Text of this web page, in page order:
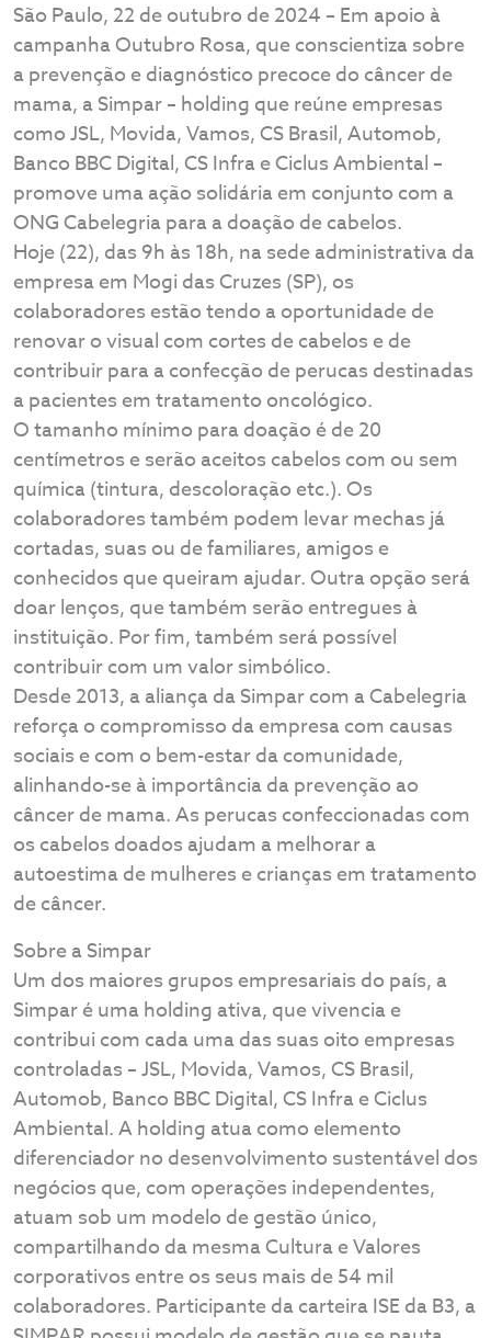
São Paulo, 22 de outubro de 2024 – Em apoio à
campanha Outubro Rosa, que conscientiza sobre
a prevenção e diagnóstico precoce do câncer de
mama, a Simpar – holding que reúne empresas
como JSL, Movida, Vamos, CS Brasil, Automob,
Banco BBC Digital, CS Infra e Ciclus Ambiental –
promove uma ação solidária em conjunto com a
ONG Cabelegria para a doação de cabelos.
Hoje (22), das 9h às 18h, na sede administrativa da
empresa em Mogi das Cruzes (SP), os
colaboradores estão tendo a oportunidade de
renovar o visual com cortes de cabelos e de
contribuir para a confecção de perucas destinadas
a pacientes em tratamento oncológico.
O tamanho mínimo para doação é de 20
centímetros e serão aceitos cabelos com ou sem
química (tintura, descoloração etc.). Os
colaboradores também podem levar mechas já
cortadas, suas ou de familiares, amigos e
conhecidos que queiram ajudar. Outra opção será
doar lenços, que também serão entregues à
instituição. Por fim, também será possível
contribuir com um valor simbólico.
Desde 2013, a aliança da Simpar com a Cabelegria
reforça o compromisso da empresa com causas
sociais e com o bem-estar da comunidade,
alinhando-se à importância da prevenção ao
câncer de mama. As perucas confeccionadas com
os cabelos doados ajudam a melhorar a
autoestima de mulheres e crianças em tratamento
de câncer.
Sobre a Simpar
Um dos maiores grupos empresariais do país, a
Simpar é uma holding ativa, que vivencia e
contribui com cada uma das suas oito empresas
controladas – JSL, Movida, Vamos, CS Brasil,
Automob, Banco BBC Digital, CS Infra e Ciclus
Ambiental. A holding atua como elemento
diferenciador no desenvolvimento sustentável dos
negócios que, com operações independentes,
atuam sob um modelo de gestão único,
compartilhando da mesma Cultura e Valores
corporativos entre os seus mais de 54 mil
colaboradores. Participante da carteira ISE da B3, a